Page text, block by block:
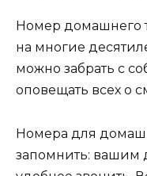
Номер домашнего
на многие
можно забрать с
оповещать всех о
Номера для
запомнить: вашим